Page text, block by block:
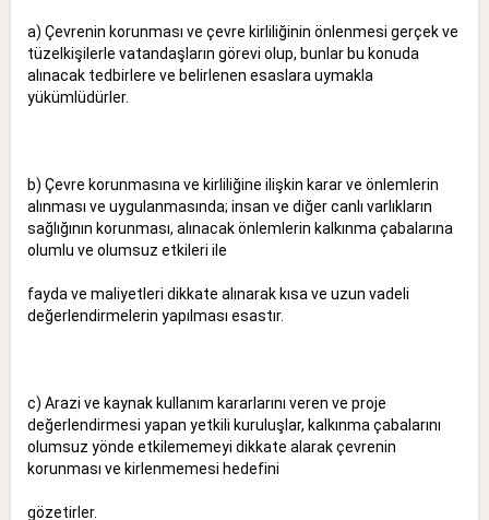
a) Çevrenin korunması ve çevre kirliliğinin önlenmesi gerçek ve
tüzelkişilerle vatandaşların görevi olup, bunlar bu konuda
alınacak tedbirlere ve belirlenen esaslara uymakla
yükümlüdürler.
b) Çevre korunmasına ve kirliliğine ilişkin karar ve önlemlerin
alınması ve uygulanmasında; insan ve diğer canlı varlıkların
sağlığının korunması, alınacak önlemlerin kalkınma çabalarına
olumlu ve olumsuz etkileri ile
fayda ve maliyetleri dikkate alınarak kısa ve uzun vadeli
değerlendirmelerin yapılması esastır.
c) Arazi ve kaynak kullanım kararlarını veren ve proje
değerlendirmesi yapan yetkili kuruluşlar, kalkınma çabalarını
olumsuz yönde etkilememeyi dikkate alarak çevrenin
korunması ve kirlenmemesi hedefini
gözetirler.